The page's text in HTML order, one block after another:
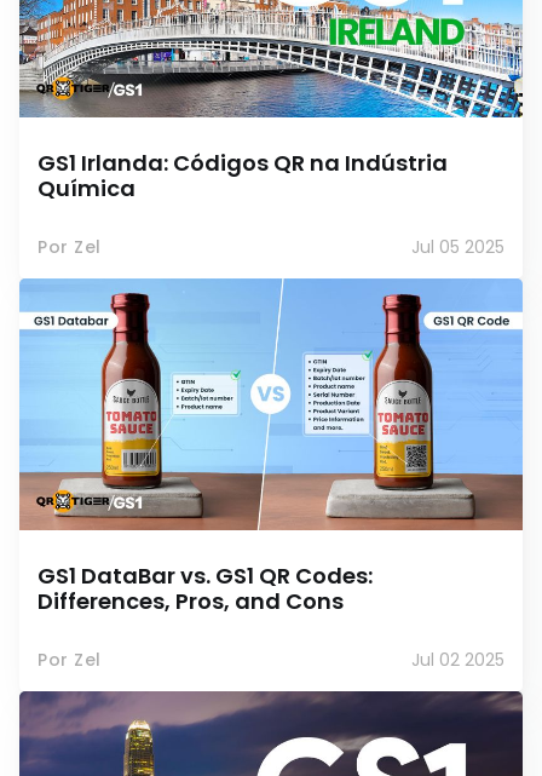
GS1 Irlanda: Códigos QR na Indústria
Química
Por Zel Jul 05 2025
GS1 DataBar vs. GS1 QR Codes:
Differences, Pros, and Cons
Por Zel Jul 02 2025